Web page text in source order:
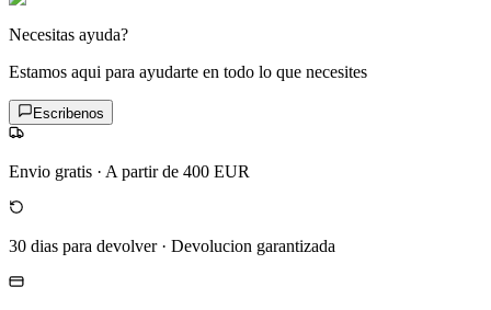
Necesitas ayuda?
Estamos aqui para ayudarte en todo lo que necesites
Escribenos
Envio gratis · A partir de 400 EUR
30 dias para devolver· Devolucion garantizada